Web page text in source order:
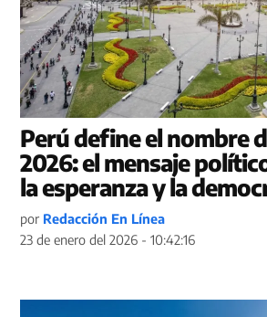
Perú define el nombre
2026: el mensaje
la esperanza y la
por Redacción En Línea
23 de enero del 2026 - 10:42:16